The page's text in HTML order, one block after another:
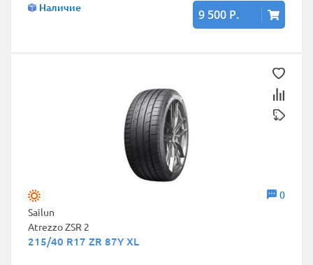
Наличие 9 500 Р.
0
Sailun
Atrezzo ZSR 2
215/40 R17 ZR 87Y XL